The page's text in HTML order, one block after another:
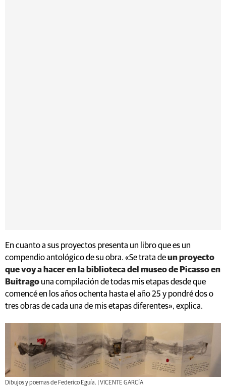
En cuanto a sus proyectos presenta un libro que es un
compendio antológico de su obra. «Se trata deun proyecto
que voy a hacer en la biblioteca del museo de Picasso en
Buitrago una compilación de todas mis etapas desde que
comencé en los años ochenta hasta el año 25 y pondré dos o
tres obras de cada una de mis etapas diferentes», explica.
Dibujos y poemas de Federico Eguía. | VICENTE GARCÍA